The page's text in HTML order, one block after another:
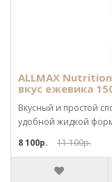
ALLMAX
вкус ежевика
Вкусный и простой
удобной жидкой
8 100р.
11 100р.